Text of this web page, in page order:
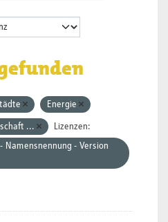
Energie
...
Lizenzen:
Namensnennung - Version